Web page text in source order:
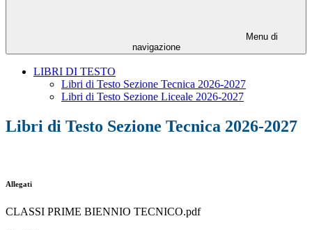
Menu di
navigazione
LIBRI DI TESTO
Libri di Testo Sezione Tecnica 2026-2027
Libri di Testo Sezione Liceale 2026-2027
Libri di Testo Sezione Tecnica 2026-2027
Allegati
CLASSI PRIME BIENNIO TECNICO.pdf